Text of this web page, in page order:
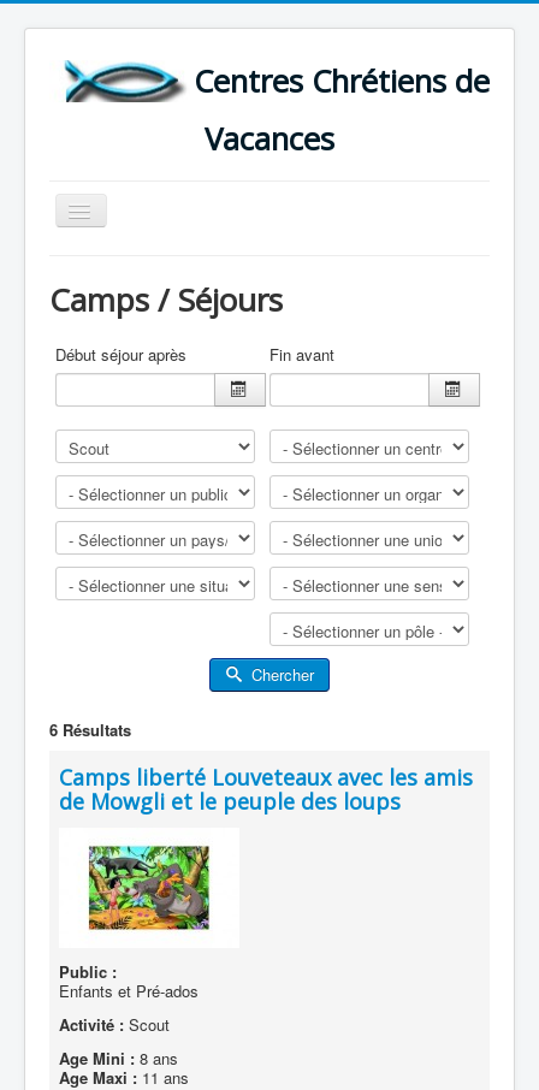
Centres Chrétiens de
Vacances
Basculer
la
CARTE DES CENTRES DE VACANCES .
LISTE DES SEJOURS DE VACANCES 2026
Camps / Séjours
Début séjour après Fin avant
Chercher
6 Résultats
Camps liberté Louveteaux avec les amis
de Mowgli et le peuple des loups
Public :
Enfants et Pré-ados
Activité : Scout
Age Mini : 8 ans
Age Maxi : 11 ans